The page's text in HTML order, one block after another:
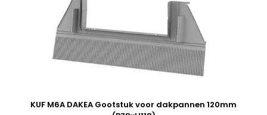
KUF M6A DAKEA Gootstuk voor dakpannen 120mm